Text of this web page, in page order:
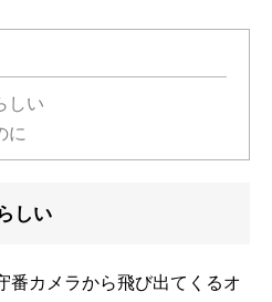
しい
に
しい
番カメラから飛び出てくるオ